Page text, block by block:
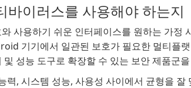
바이러스를 사용해야 하는지
사용하기 쉬운 인터페이스를 원하는 가정
기기에서 일관된 보호가 필요한 멀티플
성능 도구로 확장할 수 있는 보안 제품군
, 시스템 성능, 사용성 사이에서 균형을 잘